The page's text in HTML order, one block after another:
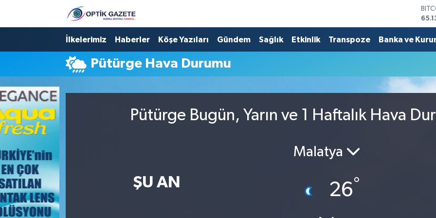
İlkelerimiz Haberler Köşe Yazıları Gündem Sağlık Etkinlik Transpoze Banka ve
Pütürge Hava Durumu
Pütürge Bugün, Yarın ve 1 Haftalık Hava
ŞU AN
Malatya
26°
Nöbetçi Eczaneler
Hava Durumu
İstanbul Namaz Vakitleri
Trafik Durumu
Süper Lig Puan Durumu ve Fikstür
Tüm Manşetler
Son Dakika Haberleri
Haber Arşivi